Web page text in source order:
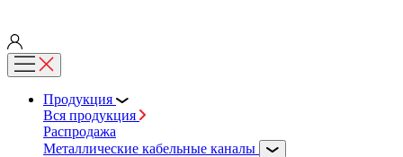
Продукция
Вся продукция
Распродажа
Металлические кабельные каналы